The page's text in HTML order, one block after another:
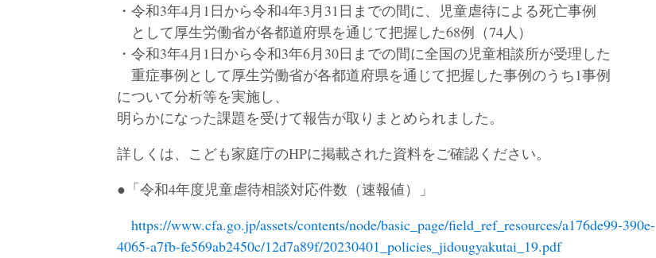
・令和3年4月1日から令和4年3月31日までの間に、児童虐待による死亡事例
として厚生労働省が各都道府県を通じて把握した68例（74人）
・令和3年4月1日から令和3年6月30日までの間に全国の児童相談所が受理した
重症事例として厚生労働省が各都道府県を通じて把握した事例のうち1事例
について分析等を実施し、
明らかになった課題を受けて報告が取りまとめられました。
詳しくは、こども家庭庁のHPに掲載された資料をご確認ください。
●「令和4年度児童虐待相談対応件数（速報値）」
https://www.cfa.go.jp/assets/contents/node/basic_page/field_ref_resources/a176de99-390e-
4065-a7fb-fe569ab2450c/12d7a89f/20230401_policies_jidougyakutai_19.pdf